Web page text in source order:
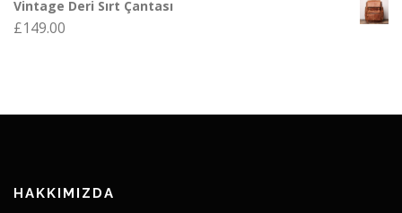
Vintage Deri Sırt Çantası
£149.00
HAKKIMIZDA